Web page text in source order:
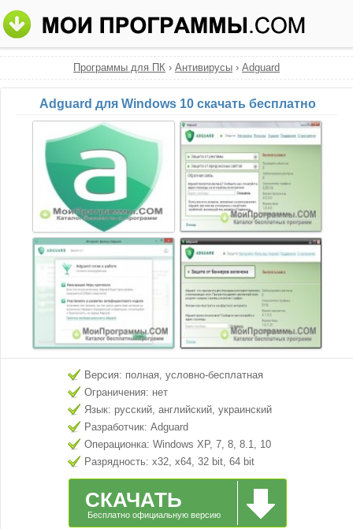
Программы для ПК › Антивирусы › Adguard
Adguard для Windows 10 скачать бесплатно
Версия: полная, условно-бесплатная
Ограничения: нет
Язык: русский, английский, украинский
Разработчик: Adguard
Операционка: Windows XP, 7, 8, 8.1, 10
Разрядность: x32, x64, 32 bit, 64 bit
СКАЧАТЬ
Бесплатно официальную версию